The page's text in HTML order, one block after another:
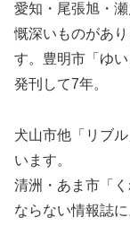
愛知・尾張旭・
慨深いものがあり
す。豊明市「ゆ
発刊して7年。
犬山市他「リブ
います。
清洲・あま市「
ならない情報誌に